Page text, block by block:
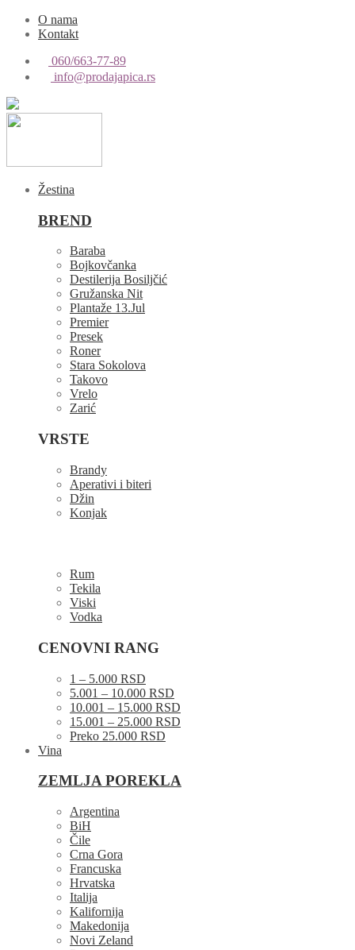
O nama
Kontakt
060/663-77-89
info@prodajapica.rs
Žestina
BREND
Baraba
Bojkovčanka
Destilerija Bosiljčić
Gružanska Nit
Plantaže 13.Jul
Premier
Presek
Roner
Stara Sokolova
Takovo
Vrelo
Zarić
VRSTE
Brandy
Aperativi i biteri
Džin
Konjak
Rum
Tekila
Viski
Vodka
CENOVNI RANG
1 – 5.000 RSD
5.001 – 10.000 RSD
10.001 – 15.000 RSD
15.001 – 25.000 RSD
Preko 25.000 RSD
Vina
ZEMLJA POREKLA
Argentina
BiH
Čile
Crna Gora
Francuska
Hrvatska
Italija
Kalifornija
Makedonija
Novi Zeland